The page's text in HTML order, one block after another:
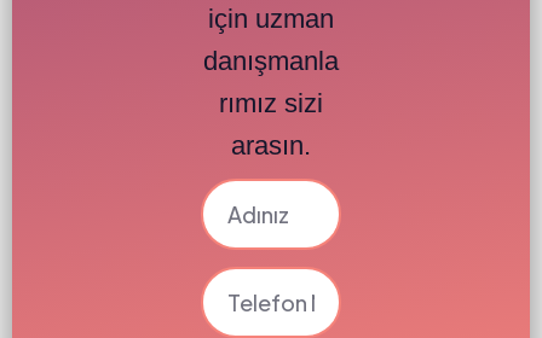
için uzman
danışmanla
rımız sizi
arasın.